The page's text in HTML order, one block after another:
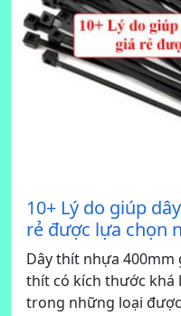
10+ Lý do giúp
rẻ được lựa chọn
Dây thít nhựa 400mm
thít có kích thước khá
trong những loại